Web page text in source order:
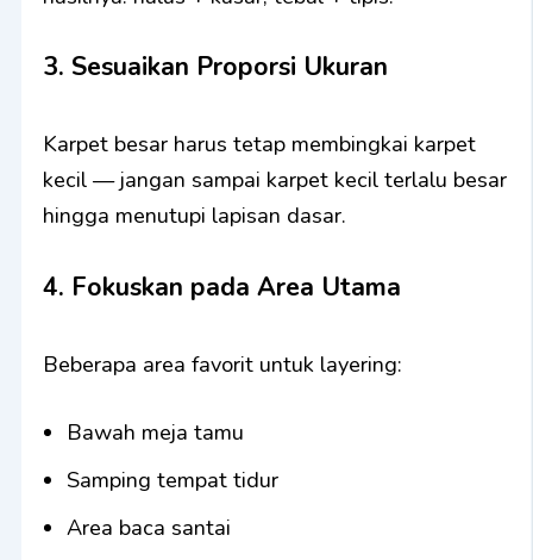
3. Sesuaikan Proporsi Ukuran
Karpet besar harus tetap membingkai karpet
kecil — jangan sampai karpet kecil terlalu besar
hingga menutupi lapisan dasar.
4. Fokuskan pada Area Utama
Beberapa area favorit untuk layering:
Bawah meja tamu
Samping tempat tidur
Area baca santai